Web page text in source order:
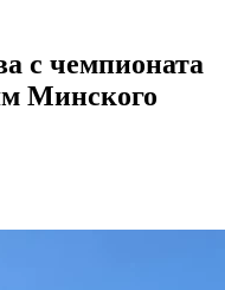
с чемпионата
Минского